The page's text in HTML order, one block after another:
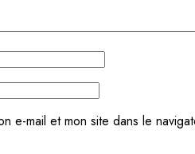
e-mail et mon site dans le